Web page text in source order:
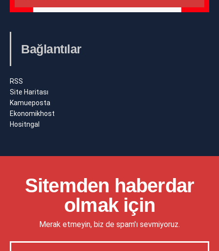
Bağlantılar
RSS
Site Haritası
Kamueposta
Ekonomikhost
Hositngal
Sitemden haberdar
olmak için
Merak etmeyin, biz de spam'ı sevmiyoruz.